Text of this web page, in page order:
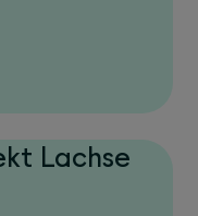
Lachse